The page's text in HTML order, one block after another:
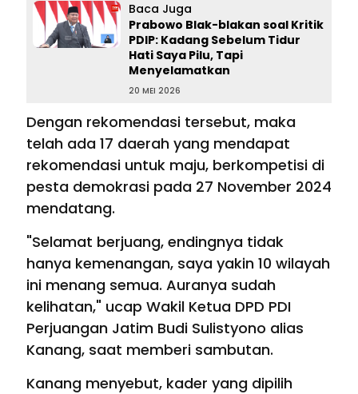
Baca Juga
Prabowo Blak-blakan soal Kritik
PDIP: Kadang Sebelum Tidur
Hati Saya Pilu, Tapi
Menyelamatkan
20 MEI 2026
Dengan rekomendasi tersebut, maka
telah ada 17 daerah yang mendapat
rekomendasi untuk maju, berkompetisi di
pesta demokrasi pada 27 November 2024
mendatang.
"Selamat berjuang, endingnya tidak
hanya kemenangan, saya yakin 10 wilayah
ini menang semua. Auranya sudah
kelihatan," ucap Wakil Ketua DPD PDI
Perjuangan Jatim Budi Sulistyono alias
Kanang, saat memberi sambutan.
Kanang menyebut, kader yang dipilih